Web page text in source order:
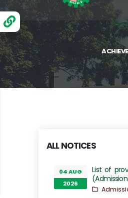
ALL NOTICES
04 AUG
2026
List of